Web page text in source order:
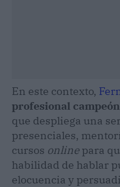
En este contexto,
profesional
que despliega una
presenciales,
cursos online para
habilidad de hablar
elocuencia y